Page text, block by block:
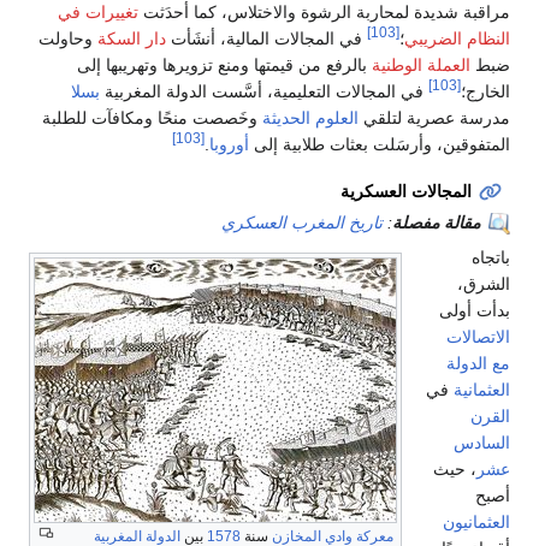
شديدة لمحاربة الرشوة والاختلاس، كما أحدَثتتغييرات في
الضريبي؛ في المجالات المالية، أنشَأتدار السكة وحاولت
الوطنيةبالرفع من قيمتها ومنع تزويرها وتهريبها إلى
في المجالات التعليمية، أسَّست الدولة المغربيةبسلا
عصرية لتلقيالعلوم الحديثةوخَصصت منحًا ومكافآت للطلبة
وأرسَلت بعثات طلابية إلىأوروبا .[103]
العسكرية
مفصلة:تاريخ المغرب العسكري
معركة وادي المخازنسنة1578بينالدولة المغربية
في
حيث